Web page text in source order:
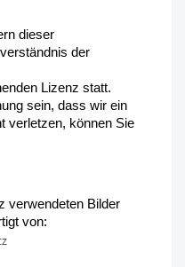
dieser
der
Lizenz statt.
sein, dass wir ein
verletzen, können Sie
verwendeten Bilder
von: